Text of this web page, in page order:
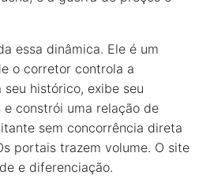
essa dinâmica. Ele é um
o corretor controla a
histórico, exibe seu
constrói uma relação de
sem concorrência direta
portais trazem volume. O site
e diferenciação.